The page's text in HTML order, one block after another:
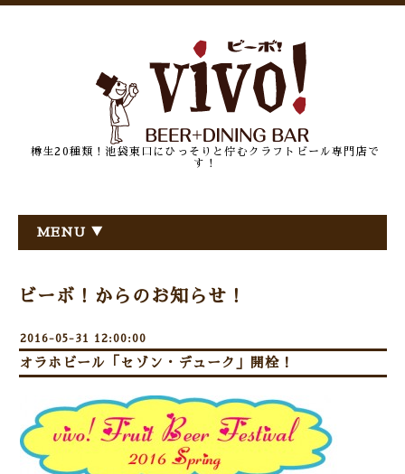
樽生20種類！池袋東口にひっそりと佇むクラフトビール専門店で
す！
MENU ▼
ビーボ！からのお知らせ！
2016-05-31 12:00:00
オラホビール「セゾン・デューク」開栓！